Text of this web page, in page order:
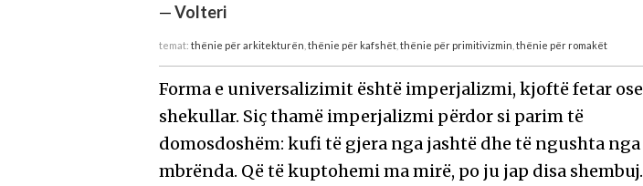
—Volteri
temat:thënie për arkitekturën ,thënie për kafshët ,thënie për primitivizmin ,thënie për romakët
Forma e universalizimit është imperjalizmi, kjoftë fetar ose
shekullar. Siç thamë imperjalizmi përdor si parim të
domosdoshëm: kufi të gjera nga jashtë dhe të ngushta nga
mbrënda. Që të kuptohemi ma mirë, po ju jap disa shembuj.